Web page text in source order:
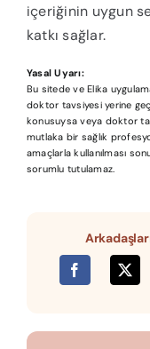
içeriğinin uygun
katkı sağlar.
Yasal Uyarı:
Bu sitede ve Elika
doktor tavsiyesi yerine
konusuysa veya doktor
mutlaka bir sağlık
amaçlarla kullanılması
sorumlu tutulamaz.